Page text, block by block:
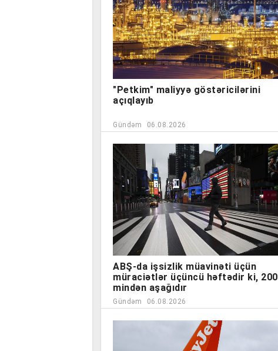
"Petkim" maliyyə göstəricilərini
açıqlayıb
Gündəm 06.08.2026
ABŞ-da işsizlik müavinəti üçün
müraciətlər üçüncü həftədir ki, 200
mindən aşağıdır
Gündəm 06.08.2026